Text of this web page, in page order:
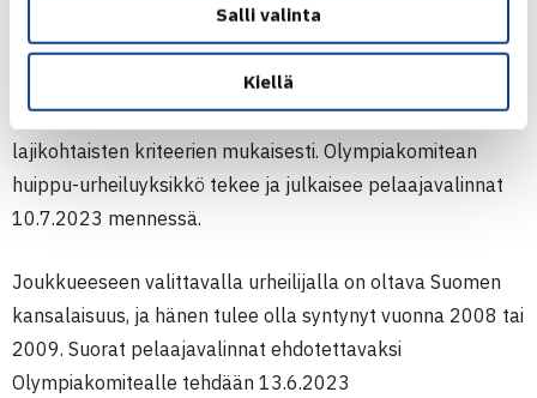
Salli valinta
Kiellä
Suomen Tennisliitto tekee Olympiakomitean huippu-
urheiluyksikölle ehdotuksen valittavista pelaajista
Olympiakomitean valintajärjestelmän ja -kriteerien sekä
lajikohtaisten kriteerien mukaisesti. Olympiakomitean
huippu-urheiluyksikkö tekee ja julkaisee pelaajavalinnat
10.7.2023 mennessä.
Joukkueeseen valittavalla urheilijalla on oltava Suomen
kansalaisuus, ja hänen tulee olla syntynyt vuonna 2008 tai
2009. Suorat pelaajavalinnat ehdotettavaksi
Olympiakomitealle tehdään 13.6.2023